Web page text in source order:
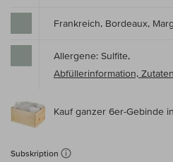
Frankreich, Bordeaux,
Allergene: Sulfite,
Abfüllerinformation,
Kauf ganzer 6er-Gebinde
Subskription